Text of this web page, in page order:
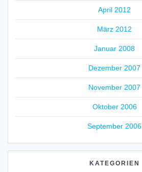
April 2012
März 2012
Januar 2008
Dezember 2007
November 2007
Oktober 2006
September 2006
KATEGORIEN